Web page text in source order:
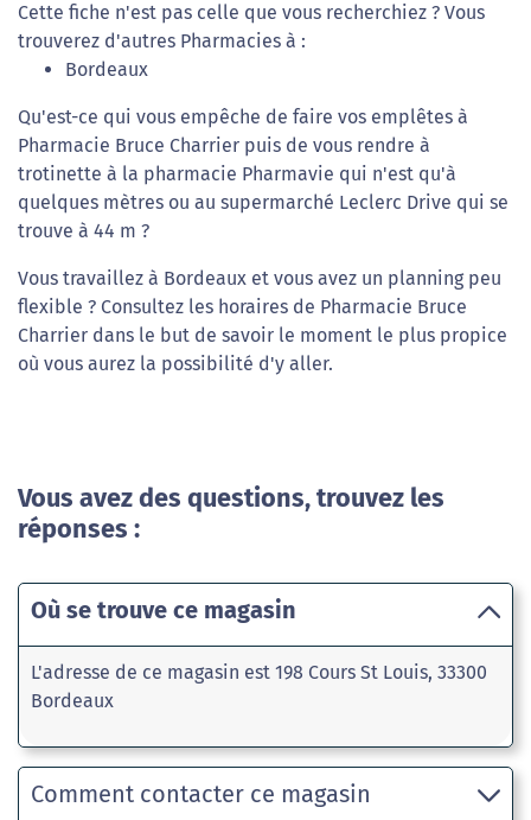
Cette fiche n'est pas celle que vous recherchiez ? Vous
trouverez d'autres Pharmacies à :
Bordeaux
Qu'est-ce qui vous empêche de faire vos emplêtes à
Pharmacie Bruce Charrier puis de vous rendre à
trotinette à la pharmacie Pharmavie qui n'est qu'à
quelques mètres ou au supermarché Leclerc Drive qui se
trouve à 44 m ?
Vous travaillez à Bordeaux et vous avez un planning peu
flexible ? Consultez les horaires de Pharmacie Bruce
Charrier dans le but de savoir le moment le plus propice
où vous aurez la possibilité d'y aller.
Vous avez des questions, trouvez les
réponses :
Où se trouve ce magasin
L'adresse de ce magasin est 198 Cours St Louis, 33300
Bordeaux
Comment contacter ce magasin